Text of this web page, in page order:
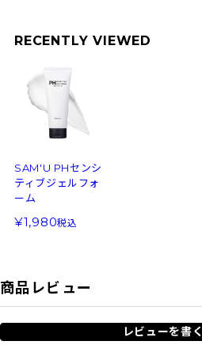
RECENTLY VIEWED
SAM'U PHセンシ
ティブジェルフォ
ーム
1,980税込
商品レビュー
レビューを書く